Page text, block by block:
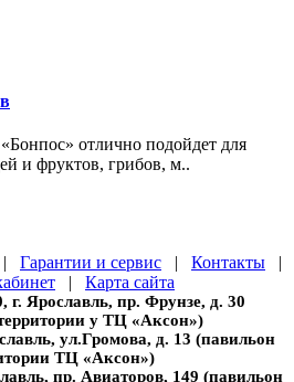
отлично подойдет для
и фруктов, грибов, м..
| Гарантии и сервис | Контакты |
| Карта сайта
г. Ярославль, пр. Фрунзе, д. 30
у ТЦ «Аксон»)
ул.Громова, д. 13 (павильон
ТЦ «Аксон»)
пр. Авиаторов, 149 (павильон